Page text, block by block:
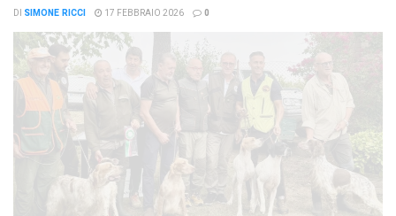
DI SIMONE RICCI 17 FEBBRAIO 2026 0